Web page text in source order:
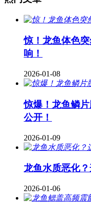
惊！龙鱼体色
响！
2026-01-08
惊爆！龙鱼鳞
公开！
2026-01-09
龙鱼水质恶化
2026-01-06